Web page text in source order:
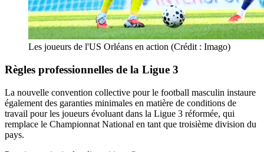
Les joueurs de l'US Orléans en action (Crédit : Imago)
Règles professionnelles de la Ligue 3
La nouvelle convention collective pour le football masculin instaure
également des garanties minimales en matière de conditions de
travail pour les joueurs évoluant dans la Ligue 3 réformée, qui
remplace le Championnat National en tant que troisième division du
pays.